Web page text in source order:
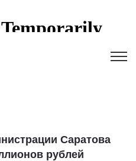
Саратова
рублей